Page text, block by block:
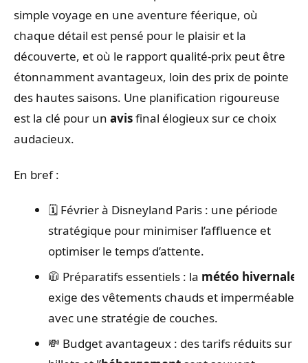
simple voyage en une aventure féerique, où
chaque détail est pensé pour le plaisir et la
découverte, et où le rapport qualité-prix peut être
étonnamment avantageux, loin des prix de pointe
des hautes saisons. Une planification rigoureuse
est la clé pour un avisfinal élogieux sur ce choix
audacieux.
En bref :
🗓️ Février à Disneyland Paris : une période
stratégique pour minimiser l’affluence et
optimiser le temps d’attente.
🧥 Préparatifs essentiels : la météo hivernale
exige des vêtements chauds et imperméables,
avec une stratégie de couches.
💸 Budget avantageux : des tarifs réduits sur